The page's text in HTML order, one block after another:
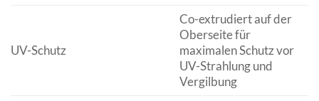
UV-Schutz
Co-extrudiert auf der
Oberseite für
maximalen Schutz vor
UV-Strahlung und
Vergilbung